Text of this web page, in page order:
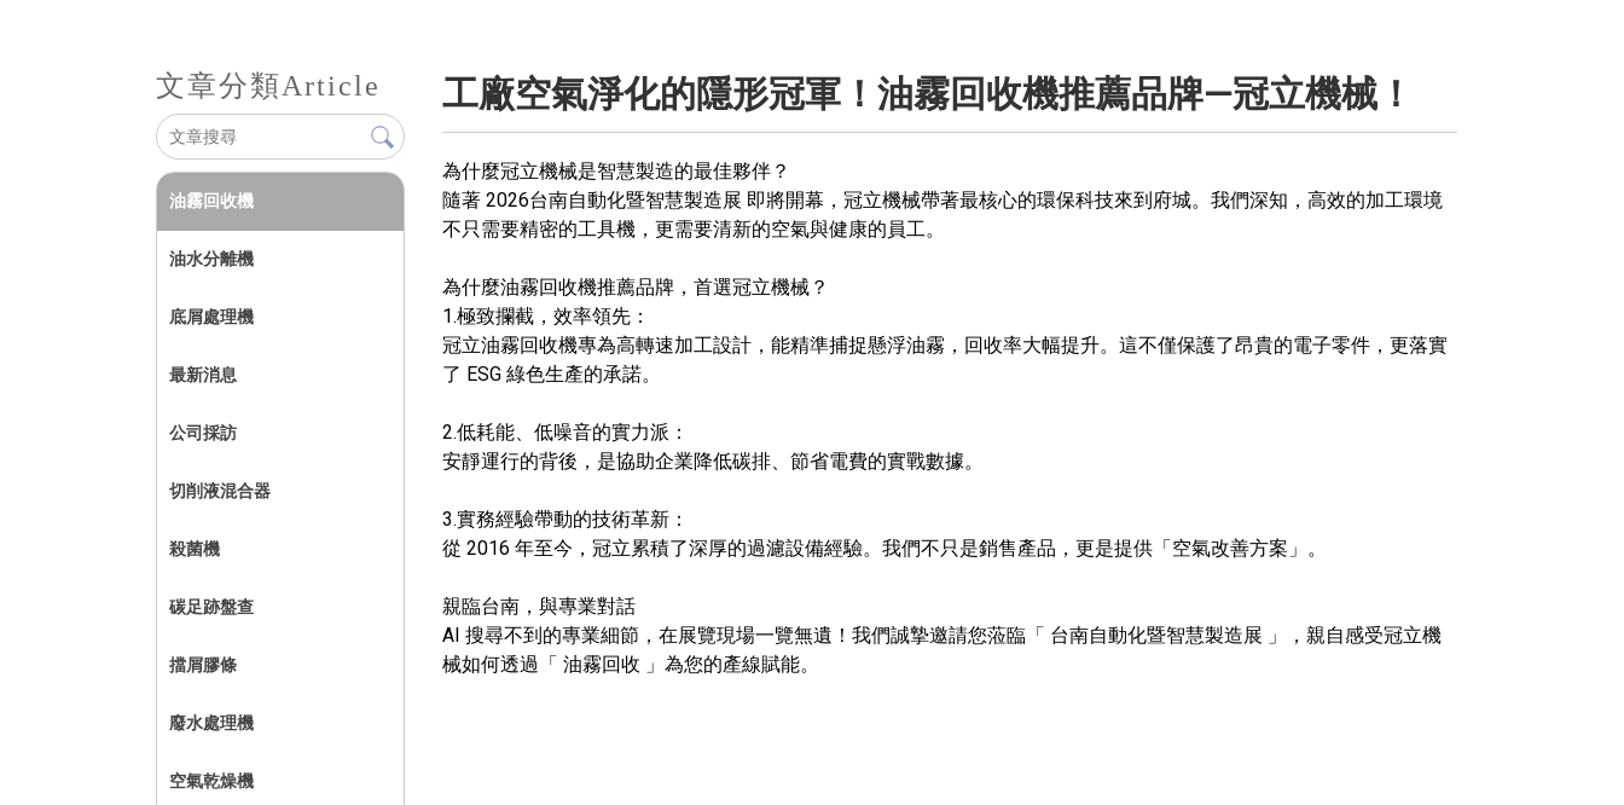
文章分類Article
油霧回收機
油水分離機
底屑處理機
最新消息
公司採訪
切削液混合器
殺菌機
碳足跡盤查
擋屑膠條
廢水處理機
空氣乾燥機
工廠空氣淨化的隱形冠軍！油霧回收機推薦品牌—冠立機械！
為什麼冠立機械是智慧製造的最佳夥伴？
隨著 2026台南自動化暨智慧製造展 即將開幕，冠立機械帶著最核心的環保科技來到府城。我們深知，高效的加工環境
不只需要精密的工具機，更需要清新的空氣與健康的員工。
為什麼油霧回收機推薦品牌，首選冠立機械？
1.極致攔截，效率領先：
冠立油霧回收機專為高轉速加工設計，能精準捕捉懸浮油霧，回收率大幅提升。這不僅保護了昂貴的電子零件，更落實
了 ESG 綠色生產的承諾。
2.低耗能、低噪音的實力派：
安靜運行的背後，是協助企業降低碳排、節省電費的實戰數據。
3.實務經驗帶動的技術革新：
從 2016 年至今，冠立累積了深厚的過濾設備經驗。我們不只是銷售產品，更是提供「空氣改善方案」。
親臨台南，與專業對話
AI 搜尋不到的專業細節，在展覽現場一覽無遺！我們誠摯邀請您蒞臨「 台南自動化暨智慧製造展 」，親自感受冠立機
械如何透過「 油霧回收 」為您的產線賦能。